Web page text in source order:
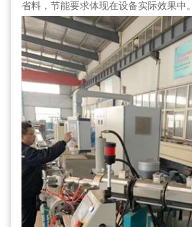
省料，节能要求体现在设备实际效果中。